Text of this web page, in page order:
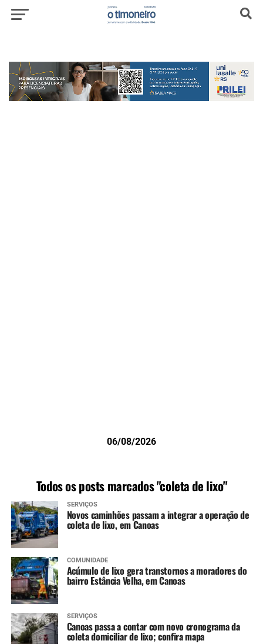
06/08/2026
Todos os posts marcados "coleta de lixo"
SERVIÇOS
Novos caminhões passam a integrar a operação de
coleta de lixo, em Canoas
COMUNIDADE
Acúmulo de lixo gera transtornos a moradores do
bairro Estância Velha, em Canoas
SERVIÇOS
Canoas passa a contar com novo cronograma da
coleta domiciliar de lixo; confira mapa